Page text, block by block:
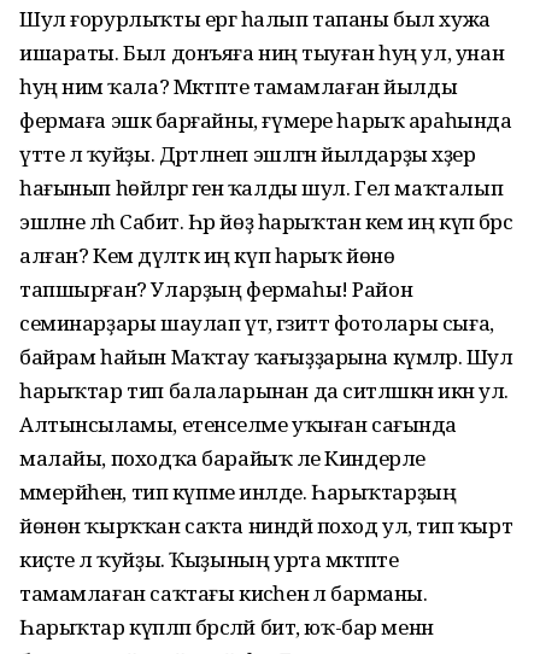
Шул ғорурлыҡты ергә һалып тапаны был хужа
ишараты. Был донъяға ниңә тыуған һуң ул, унан
һуң нимә ҡала? Мәктәпте тамамлаған йылды
фермаға эшкә барғайны, ғүмере һарыҡ араһында
үтте лә ҡуйҙы. Дәртләнеп эшләгән йылдарҙы хәҙер
һағынып һөйләргә генә ҡалды шул. Гел маҡталып
эшләне ләһә Сабит. Һәр йөҙ һарыҡтан кем иң күп бәрәс
алған? Кем дәүләткә иң күп һарыҡ йөнө
тапшырған? Уларҙың фермаһы! Район
семинарҙары шаулап үтә, гәзиттә фотолары сыға,
байрам һайын Маҡтау ҡағыҙҙарына күмәләр. Шул
һарыҡтар тип балаларынан да ситләшкән икән ул.
Алтынсыламы, етенселәме уҡыған сағында
малайы, походҡа барайыҡ әле Киндерле
мәмерйәһенә, тип күпме инәлде. Һарыҡтарҙың
йөнөн ҡырҡҡан саҡта ниндәй поход ул, тип ҡырт
киҫте лә ҡуйҙы. Ҡыҙының урта мәктәпте
тамамлаған саҡтағы кисәһенә лә барманы.
Һарыҡтар күпләп бәрәсләй бит, юҡ-бар менән